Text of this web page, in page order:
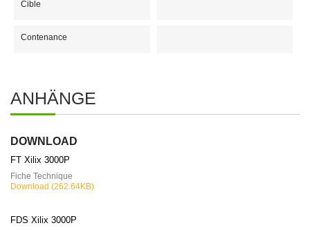
Cible
Contenance
ANHÄNGE
DOWNLOAD
FT Xilix 3000P
Fiche Technique
Download (262.64KB)
FDS Xilix 3000P